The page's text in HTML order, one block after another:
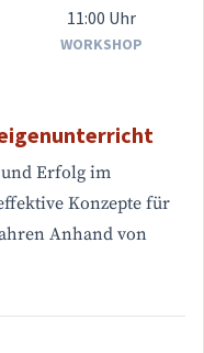
11:00 Uhr
WORKSHOP
Erfolg im
Konzepte für
Anhand von